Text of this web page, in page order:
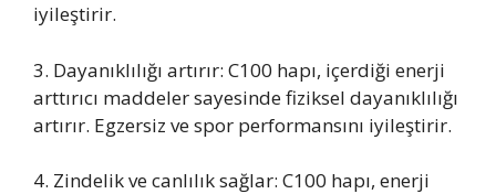
iyileştirir.
3. Dayanıklılığı artırır: C100 hapı, içerdiği enerji
arttırıcı maddeler sayesinde fiziksel dayanıklılığı
artırır. Egzersiz ve spor performansını iyileştirir.
4. Zindelik ve canlılık sağlar: C100 hapı, enerji